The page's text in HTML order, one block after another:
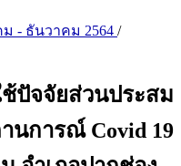
- ธันวาคม 2564 /
ปัจจัยส่วนประสม
นการณ์ Covid 19